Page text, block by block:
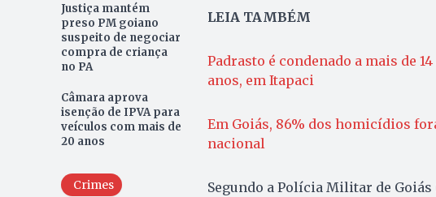
Justiça mantém
preso PM goiano
suspeito de negociar
compra de criança
no PA
Câmara aprova
isenção de IPVA para
veículos com mais de
20 anos
Crimes
LEIA TAMBÉM
Padrasto é condenado a mais de
anos, em Itapaci
Em Goiás, 86% dos homicídios
nacional
Segundo a Polícia Militar de